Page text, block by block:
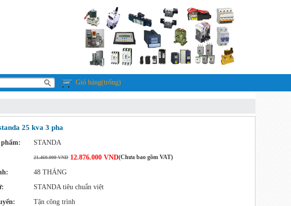
Giỏ hàng(trống)
25 kva 3 pha
STANDA
21.460.000 VND 12.876.000 VND(Chưa bao gồm VAT)
48 THÁNG
STANDA tiêu chuẩn việt
Tận công trình